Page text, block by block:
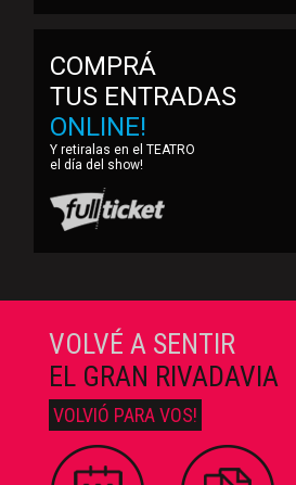
COMPRÁ
TUS ENTRADAS
ONLINE!
Y retiralas en el TEATRO
el día del show!
VOLVÉ A SENTIR
EL GRAN RIVADAVIA
VOLVIÓ PARA VOS!